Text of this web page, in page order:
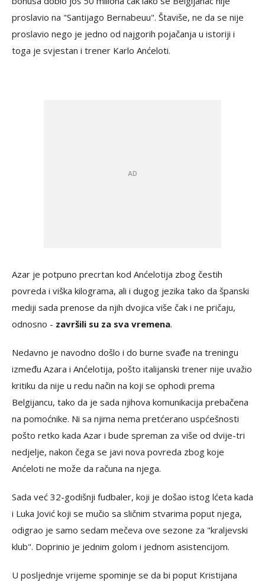
proslavio na "Santijago Bernabeuu". Štaviše, ne da se nije
proslavio nego je jedno od najgorih pojačanja u istoriji i
toga je svjestan i trener Karlo Anćeloti.
Azar je potpuno precrtan kod Anćelotija zbog čestih
povreda i viška kilograma, ali i dugog jezika tako da španski
mediji sada prenose da njih dvojica više čak i ne pričaju,
odnosno - završili su za sva vremena.
Nedavno je navodno došlo i do burne svađe na treningu
između Azara i Anćelotija, pošto italijanski trener nije uvažio
kritiku da nije u redu način na koji se ophodi prema
Belgijancu, tako da je sada njihova komunikacija prebačena
na pomoćnike. Ni sa njima nema pretćerano uspćešnosti
pošto retko kada Azar i bude spreman za više od dvije-tri
nedjelje, nakon čega se javi nova povreda zbog koje
Anćeloti ne može da računa na njega.
Sada već 32-godišnji fudbaler, koji je došao istog lćeta kada
i Luka Jović koji se mučio sa sličnim stvarima poput njega,
odigrao je samo sedam mečeva ove sezone za "kraljevski
klub". Doprinio je jednim golom i jednom asistencijom.
U posljednje vrijeme spominje se da bi poput Kristijana